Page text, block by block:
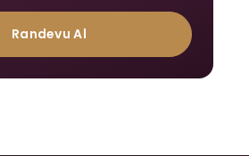
Randevu Al